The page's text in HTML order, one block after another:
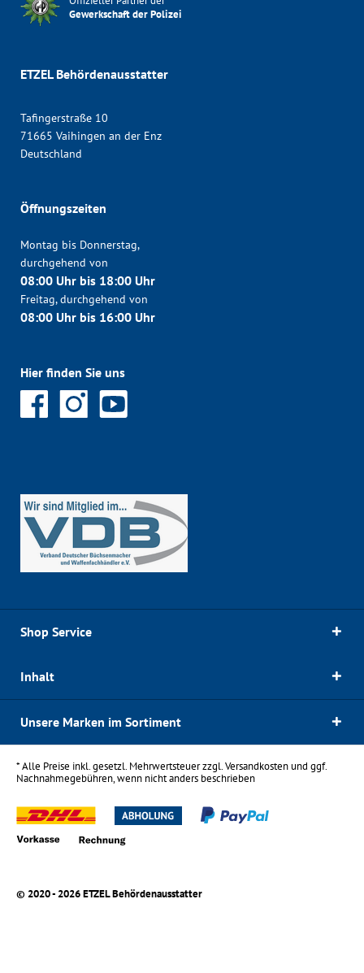
Gewerkschaft der Polizei
ETZEL Behördenausstatter
Tafingerstraße 10
71665 Vaihingen an der Enz
Deutschland
Öffnungszeiten
Montag bis Donnerstag,
durchgehend von
08:00 Uhr bis 18:00 Uhr
Freitag, durchgehend von
08:00 Uhr bis 16:00 Uhr
Hier finden Sie uns
Shop Service
Inhalt
Unsere Marken im Sortiment
* Alle Preise inkl. gesetzl. Mehrwertsteuer zzgl.Versandkostenund ggf.
Nachnahmegebühren, wenn nicht anders beschrieben
© 2020 - 2026 ETZEL Behördenausstatter